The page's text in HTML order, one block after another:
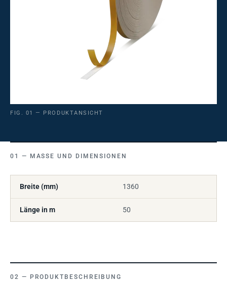
FIG. 01 — PRODUKTANSICHT
MASSE UND DIMENSIONEN
Breite (mm) 1360
Länge in m 50
PRODUKTBESCHREIBUNG